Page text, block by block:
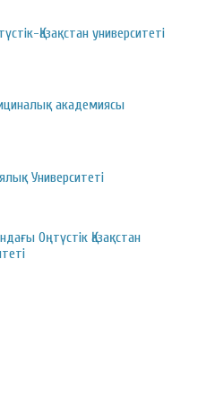
Қазақстан университеті
академиясы
Университеті
Оңтүстік Қазақстан